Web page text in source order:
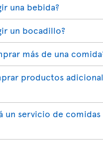
una bebida?
un bocadillo?
más de una
productos
un servicio de comidas